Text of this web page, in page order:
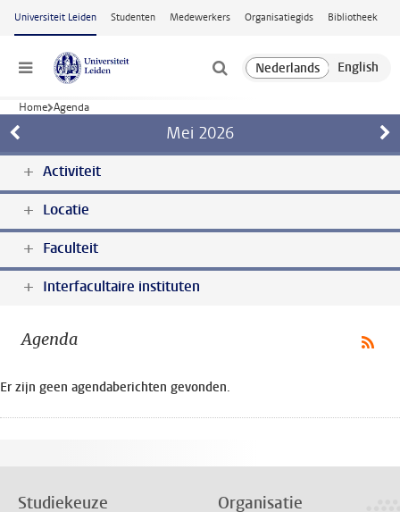
Ga naar hoofdinhoud
Universiteit Leiden Studenten Medewerkers Organisatiegids Bibliotheek
Menu
Home Agenda
Mei 2026
Activiteit
Locatie
Faculteit
Interfacultaire instituten
Agenda
Er zijn geen agendaberichten gevonden.
Studiekeuze Organisatie